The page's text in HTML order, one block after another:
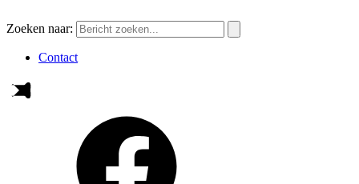
Zoeken naar:
Contact